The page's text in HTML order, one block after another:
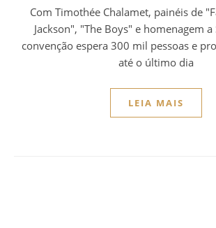
Com Timothée Chalamet, painéis de "Fallout", "Percy
Jackson", "The Boys" e homenagem
convenção espera 300 mil pessoas e
até o último dia
LEIA MAIS